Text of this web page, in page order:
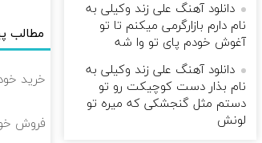
مطالب
خرید
فروش
دانلود آهنگ علی زند وکیلی به
نام دارم بازارگرمی میكنم تا تو
آغوش خودم پای تو وا شه
دانلود آهنگ علی زند وکیلی به
نام بذار دست كوچیكت رو تو
دستم مثل گنجشكی كه میره تو
لونش